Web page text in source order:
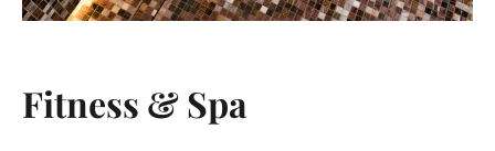
Fitness & Spa